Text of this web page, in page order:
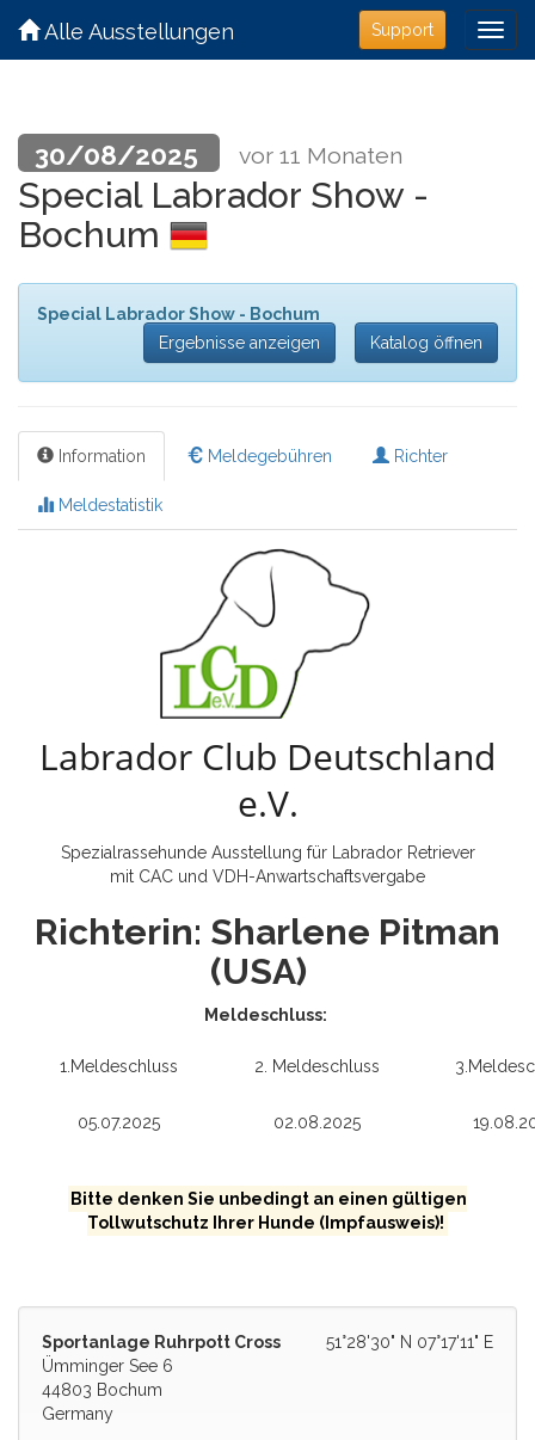
Support
Alle Ausstellungen
30/08/2025 vor 11 Monaten
Special Labrador Show -
Bochum
Special Labrador Show - Bochum
Ergebnisse anzeigen
Katalog öffnen
Information Meldegebühren Richter
Meldestatistik
Labrador Club Deutschland
e.V.
Spezialrassehunde Ausstellung für Labrador Retriever
mit CAC und VDH-Anwartschaftsvergabe
Richterin: Sharlene Pitman
(USA)
Meldeschluss:
1.Meldeschluss 2. Meldeschluss
05.07.2025 02.08.2025
Bitte denken Sie unbedingt an einen gültigen
Tollwutschutz Ihrer Hunde (Impfausweis)!
51°28'30" N 07°17'11" E
Sportanlage Ruhrpott Cross
Ümminger See 6
44803 Bochum
Germany